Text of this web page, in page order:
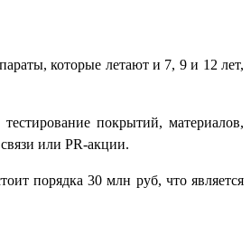
которые летают и 7, 9 и 12 лет,
покрытий, материалов,
или PR-акции.
порядка 30 млн руб, что является